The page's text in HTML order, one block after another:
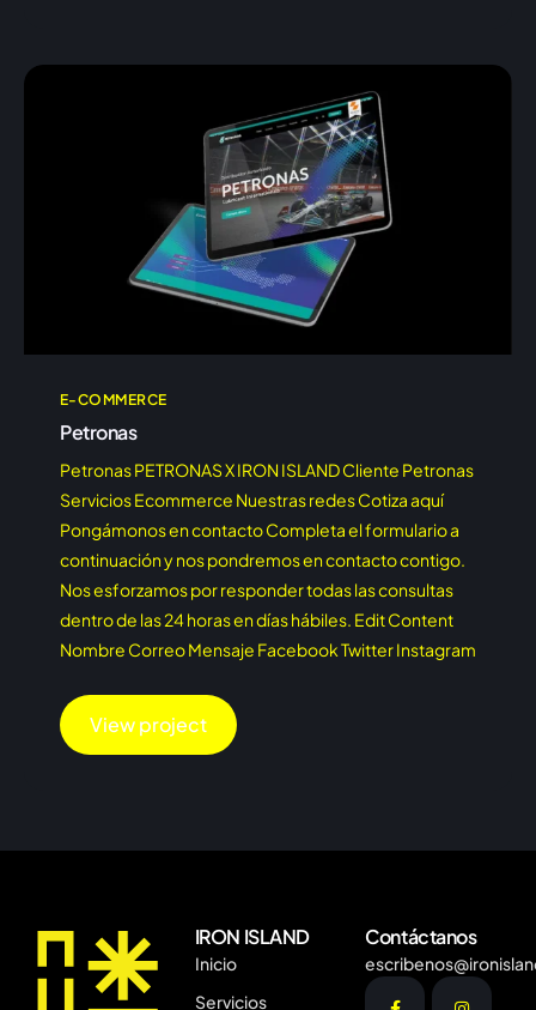
E-COMMERCE
Petronas
Petronas PETRONAS X IRON ISLAND Cliente Petronas
Servicios Ecommerce Nuestras redes Cotiza aquí
Pongámonos en contacto Completa el formulario a
continuación y nos pondremos en contacto contigo.
Nos esforzamos por responder todas las consultas
dentro de las 24 horas en días hábiles. Edit Content
Nombre Correo Mensaje Facebook Twitter Instagram
View project
IRON ISLAND
Inicio
Servicios
Contáctanos